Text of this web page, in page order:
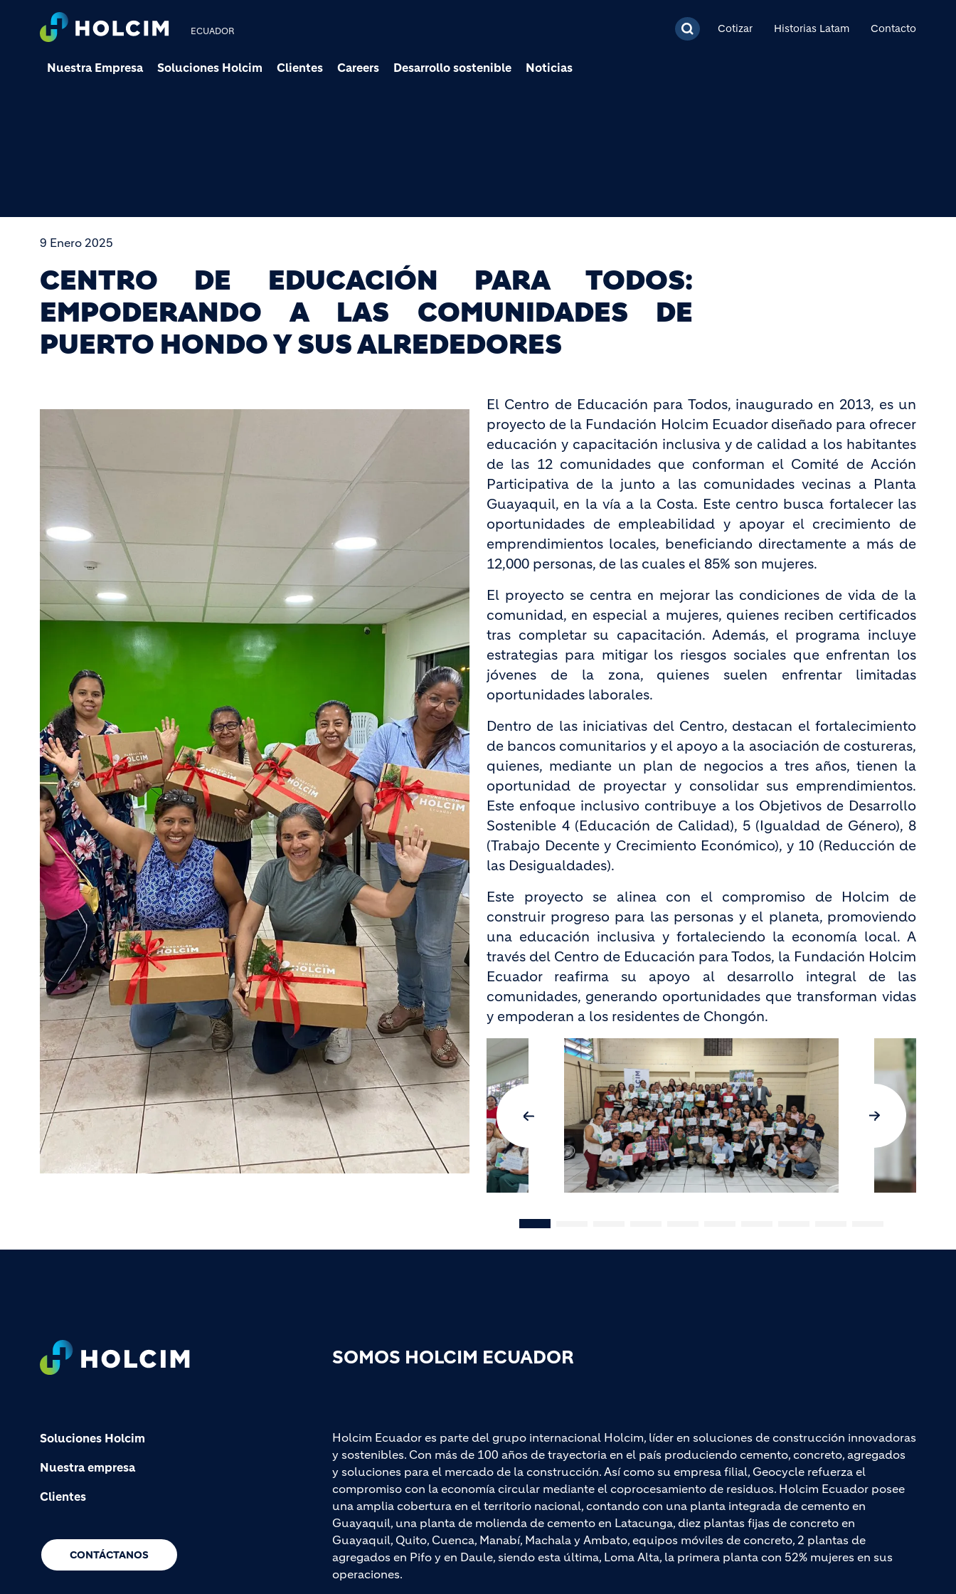
ECUADOR Cotizar Historias Latam Contacto
Nuestra Empresa Soluciones Holcim Clientes Careers Desarrollo sostenible Noticias
9 Enero 2025
CENTRO DE EDUCACIÓN PARA TODOS:
EMPODERANDO A LAS COMUNIDADES DE
PUERTO HONDO Y SUS ALREDEDORES
Image
El Centro de Educación para Todos, inaugurado en 2013, es un
proyecto de la Fundación Holcim Ecuador diseñado para ofrecer
educación y capacitación inclusiva y de calidad a los habitantes
de las 12 comunidades que conforman el Comité de Acción
Participativa de la junto a las comunidades vecinas a Planta
Guayaquil, en la vía a la Costa. Este centro busca fortalecer las
oportunidades de empleabilidad y apoyar el crecimiento de
emprendimientos locales, beneficiando directamente a más de
12,000 personas, de las cuales el 85% son mujeres.
El proyecto se centra en mejorar las condiciones de vida de la
comunidad, en especial a mujeres, quienes reciben certificados
tras completar su capacitación. Además, el programa incluye
estrategias para mitigar los riesgos sociales que enfrentan los
jóvenes de la zona, quienes suelen enfrentar limitadas
oportunidades laborales.
Dentro de las iniciativas del Centro, destacan el fortalecimiento
de bancos comunitarios y el apoyo a la asociación de costureras,
quienes, mediante un plan de negocios a tres años, tienen la
oportunidad de proyectar y consolidar sus emprendimientos.
Este enfoque inclusivo contribuye a los Objetivos de Desarrollo
Sostenible 4 (Educación de Calidad), 5 (Igualdad de Género), 8
(Trabajo Decente y Crecimiento Económico), y 10 (Reducción de
las Desigualdades).
Este proyecto se alinea con el compromiso de Holcim de
construir progreso para las personas y el planeta, promoviendo
una educación inclusiva y fortaleciendo la economía local. A
través del Centro de Educación para Todos, la Fundación Holcim
Ecuador reafirma su apoyo al desarrollo integral de las
comunidades, generando oportunidades que transforman vidas
y empoderan a los residentes de Chongón.
SOMOS HOLCIM ECUADOR
Soluciones Holcim
Nuestra empresa
Clientes
CONTÁCTANOS
Holcim Ecuador es parte del grupo internacional Holcim, líder en soluciones de construcción innovadoras
y sostenibles. Con más de 100 años de trayectoria en el país produciendo cemento, concreto, agregados
y soluciones para el mercado de la construcción. Así como su empresa filial, Geocycle refuerza el
compromiso con la economía circular mediante el coprocesamiento de residuos. Holcim Ecuador posee
una amplia cobertura en el territorio nacional, contando con una planta integrada de cemento en
Guayaquil, una planta de molienda de cemento en Latacunga, diez plantas fijas de concreto en
Guayaquil, Quito, Cuenca, Manabí, Machala y Ambato, equipos móviles de concreto, 2 plantas de
agregados en Pifo y en Daule, siendo esta última, Loma Alta, la primera planta con 52% mujeres en sus
operaciones.